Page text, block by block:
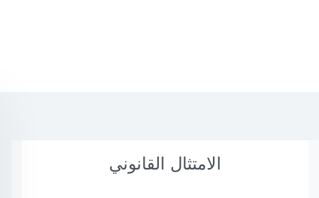
الامتثال القانوني